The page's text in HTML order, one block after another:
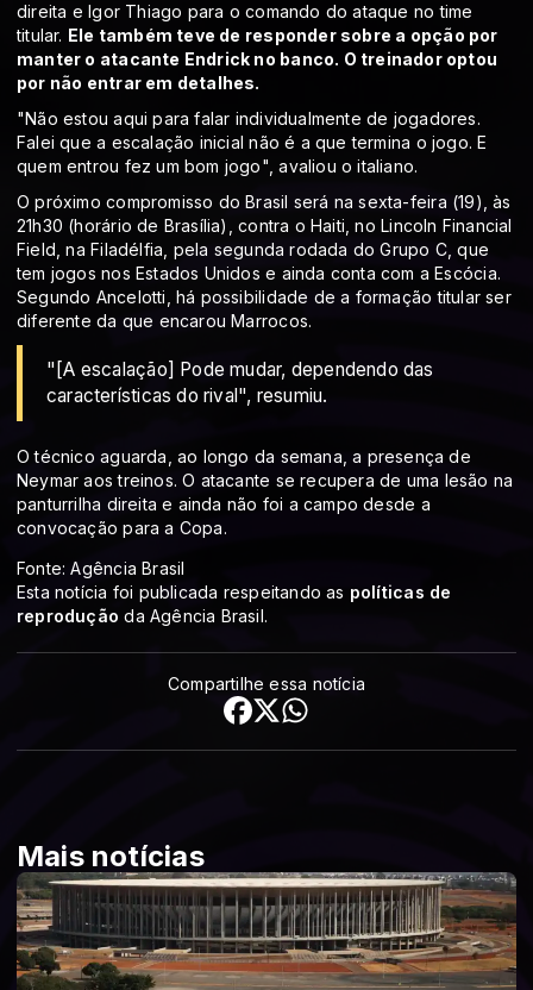
direita e Igor Thiago para o comando do ataque no time
titular. Ele também teve de responder sobre a opção por
manter o atacante Endrick no banco. O treinador optou
por não entrar em detalhes.
"Não estou aqui para falar individualmente de jogadores.
Falei que a escalação inicial não é a que termina o jogo. E
quem entrou fez um bom jogo", avaliou o italiano.
O próximo compromisso do Brasil será na sexta-feira (19), às
21h30 (horário de Brasília), contra o Haiti, no Lincoln Financial
Field, na Filadélfia, pela segunda rodada do Grupo C, que
tem jogos nos Estados Unidos e ainda conta com a Escócia.
Segundo Ancelotti, há possibilidade de a formação titular ser
diferente da que encarou Marrocos.
"[A escalação] Pode mudar, dependendo das
características do rival", resumiu.
O técnico aguarda, ao longo da semana, a presença de
Neymar aos treinos. O atacante se recupera de uma lesão na
panturrilha direita e ainda não foi a campo desde a
convocação para a Copa.
Fonte: Agência Brasil
Esta notícia foi publicada respeitando as políticas de
reprodução da Agência Brasil.
Compartilhe essa notícia
Mais notícias